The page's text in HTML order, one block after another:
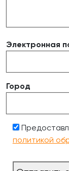
Электронная
Город
политикой